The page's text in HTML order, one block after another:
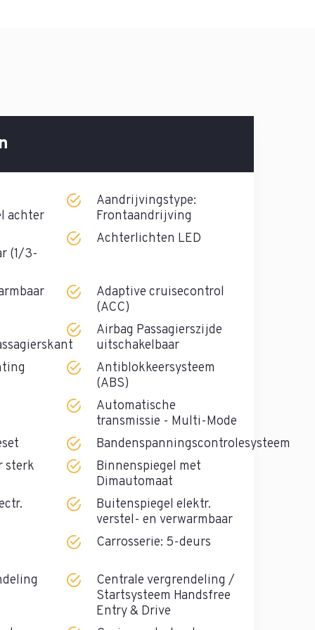
achter
Aandrijvingstype:
Frontaandrijving
(1/3-
Achterlichten LED
Adaptive cruisecontrol
(ACC)
Airbag Passagierszijde
uitschakelbaar
Antiblokkeersysteem
(ABS)
Automatische
transmissie - Multi-Mode
Bandenspanningscontrolesysteem
sterk
Binnenspiegel met
Dimautomaat
Buitenspiegel elektr.
verstel- en verwarmbaar
Carrosserie: 5-deurs
Centrale vergrendeling /
Startsysteem Handsfree
Entry & Drive